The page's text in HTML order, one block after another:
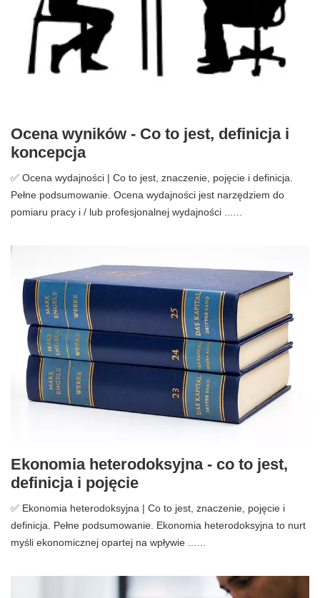
Ocena wyników - Co to jest, definicja i
koncepcja
✅ Ocena wydajności | Co to jest, znaczenie, pojęcie i definicja.
Pełne podsumowanie. Ocena wydajności jest narzędziem do
pomiaru pracy i / lub profesjonalnej wydajności ...…
Ekonomia heterodoksyjna - co to jest,
definicja i pojęcie
✅ Ekonomia heterodoksyjna | Co to jest, znaczenie, pojęcie i
definicja. Pełne podsumowanie. Ekonomia heterodoksyjna to nurt
myśli ekonomicznej opartej na wpływie ...…